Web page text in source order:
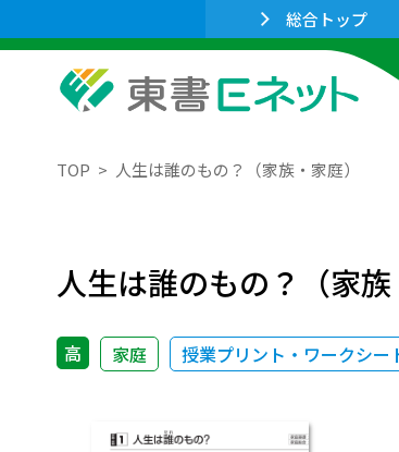
総合トップ
TOP 人生は誰のもの？（家族・家庭）
人生は誰のもの？（家族
高 家庭 授業プリント・ワークシー